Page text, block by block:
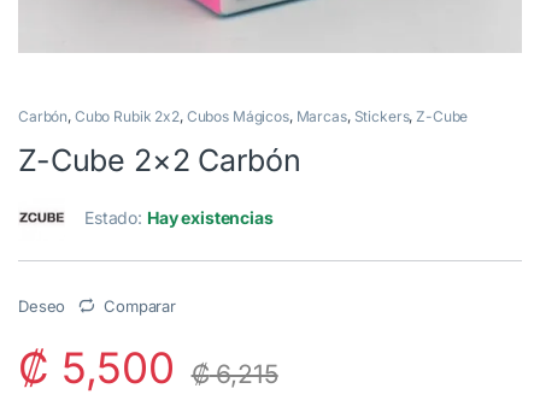
Carbón, Cubo Rubik 2x2, Cubos Mágicos, Marcas, Stickers,Z-Cube
Z-Cube 2×2 Carbón
Estado: Hay existencias
Deseo Comparar
₡ 5,500 ₡6,215